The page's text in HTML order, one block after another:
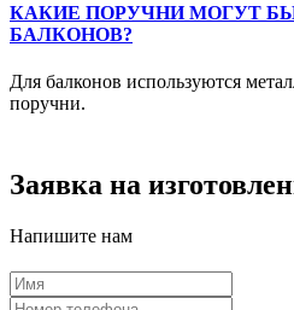
КАКИЕ ПОРУЧНИ МОГУТ
БАЛКОНОВ?
Для балконов используются
поручни.
Заявка на
Напишите нам